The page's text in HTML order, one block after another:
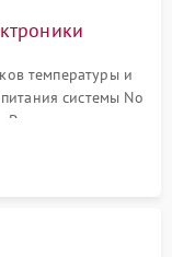
температуры и
системы No
или замена